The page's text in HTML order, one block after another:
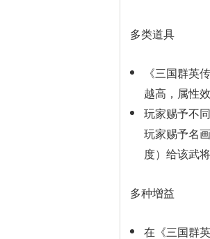
多类道具
《三国群英
越高，属性
玩家赐予不
玩家赐予名
度）给该武
多种增益
在《三国群